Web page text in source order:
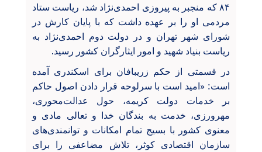
۸۴ که منجبر به پیروزی احمدی‌نژاد شد، ریاست ستاد
مردمی او را بر عهده داشت که با پایان کارش در
شورای شهر تهران و در دولت دوم احمدی‌نژاد به
ریاست بنیاد شهید و امور ایثارگران کشور رسید.
در قسمتی از حکم زریبافان برای اسکندری آمده
است: «امید است با سرلوحه قرار دادن اصول حاکم
بر خدمات دولت کریمه، حول عدالت‌محوری،
مهرورزی، خدمت به بندگان خدا و تعالی مادی و
معنوی کشور با بسیج تمام امکانات و توانمندی‌های
سازمان اقتصادی کوثر، تلاش مضاعفی را برای